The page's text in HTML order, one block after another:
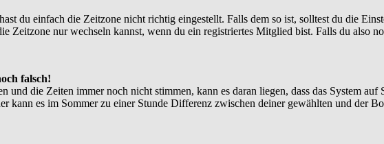
du einfach die Zeitzone nicht richtig eingestellt. Falls dem so ist, solltest du die
Zeitzone nur wechseln kannst, wenn du ein registriertes Mitglied bist. Falls du also
falsch!
die Zeiten immer noch nicht stimmen, kann es daran liegen, dass das System
kann es im Sommer zu einer Stunde Differenz zwischen deiner gewählten und der